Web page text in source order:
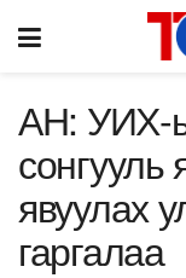
АН: УИХ-
сонгууль
явуулах
гаргалаа